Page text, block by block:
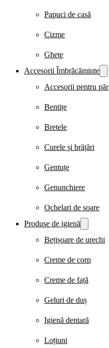
Papuci de casă
Cizme
Ghete
Accesorii Îmbrăcăminte
Accesorii pentru păr
Bentițe
Bretele
Curele și brățări
Gentuțe
Genunchiere
Ochelari de soare
Produse de igienă
Bețișoare de urechi
Creme de corp
Creme de față
Geluri de duș
Igienă dentară
Loțiuni